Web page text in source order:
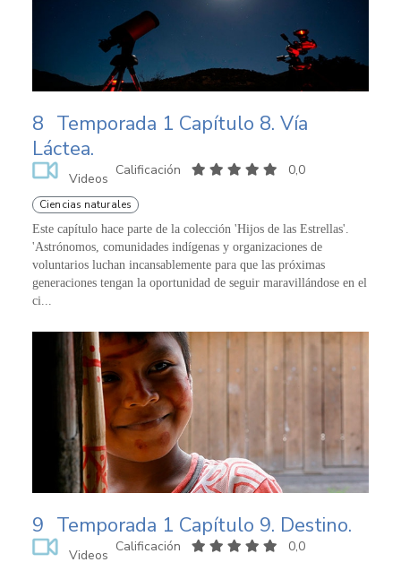
8 Temporada 1 Capítulo 8. Vía
Láctea.
Videos
Calificación 0,0
Ciencias naturales
Este capítulo hace parte de la colección 'Hijos de las Estrellas'.
'Astrónomos, comunidades indígenas y organizaciones de
voluntarios luchan incansablemente para que las próximas
generaciones tengan la oportunidad de seguir maravillándose en el
ci...
9 Temporada 1 Capítulo 9. Destino.
Videos
Calificación 0,0